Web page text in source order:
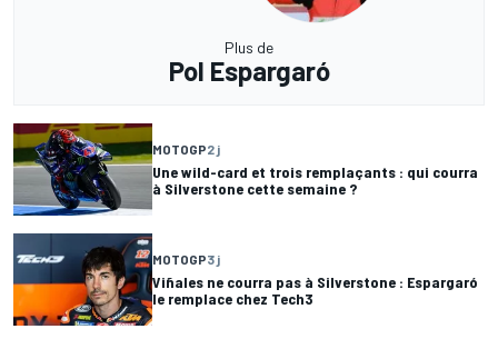
Plus de
Pol Espargaró
MOTOGP2 j
Une wild-card et trois remplaçants : qui courra
à Silverstone cette semaine ?
MOTOGP3 j
Viñales ne courra pas à Silverstone : Espargaró
le remplace chez Tech3